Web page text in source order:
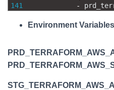
141
-
Environment Variables